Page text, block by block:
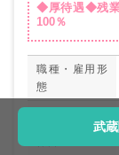
◆厚待遇◆残業
100％
職種・雇用形
態
武